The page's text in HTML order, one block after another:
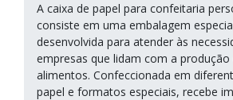
A caixa de papel para confeitaria
consiste em uma embalagem
desenvolvida para atender às
empresas que lidam com a produção
alimentos. Confeccionada em
papel e formatos especiais, recebe